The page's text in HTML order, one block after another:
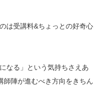
は受講料&ちょっとの好奇心
なる」という気持ちさえあ
師陣が進むべき方向をきちん